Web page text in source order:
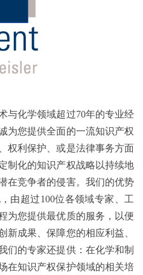
与化学领域超过70年的专业经
为您提供全面的一流知识产权
权利保护、或是法律事务方面
制化的知识产权战略以持续地
在竞争者的侵害。我们的优势
由超过100位各领域专家、工
为您提供最优质的服务，以便
新成果、保障您的相应利益、
们的专家还提供：在化学和制
在知识产权保护领域的相关培